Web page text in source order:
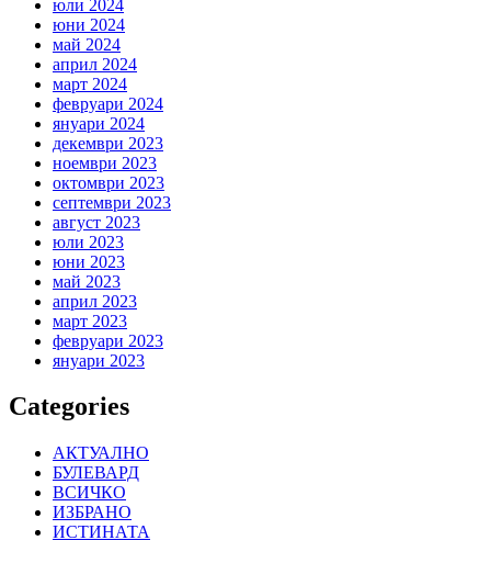
юли 2024
юни 2024
май 2024
април 2024
март 2024
февруари 2024
януари 2024
декември 2023
ноември 2023
октомври 2023
септември 2023
август 2023
юли 2023
юни 2023
май 2023
април 2023
март 2023
февруари 2023
януари 2023
Categories
АКТУАЛНО
БУЛЕВАРД
ВСИЧКО
ИЗБРАНО
ИСТИНАТА